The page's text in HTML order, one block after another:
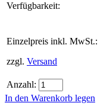
Verfügbarkeit:
Einzelpreis inkl. MwSt.:
zzgl. Versand
Anzahl:
In den Warenkorb legen